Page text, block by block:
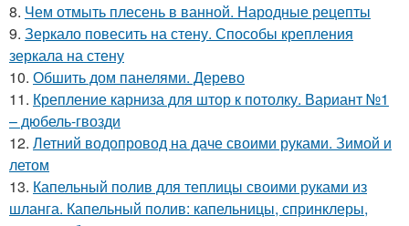
8. Чем отмыть плесень в ванной. Народные рецепты
9. Зеркало повесить на стену. Способы крепления
зеркала на стену
10. Обшить дом панелями. Дерево
11. Крепление карниза для штор к потолку. Вариант №1
– дюбель-гвозди
12. Летний водопровод на даче своими руками. Зимой и
летом
13. Капельный полив для теплицы своими руками из
шланга. Капельный полив: капельницы, спринклеры,